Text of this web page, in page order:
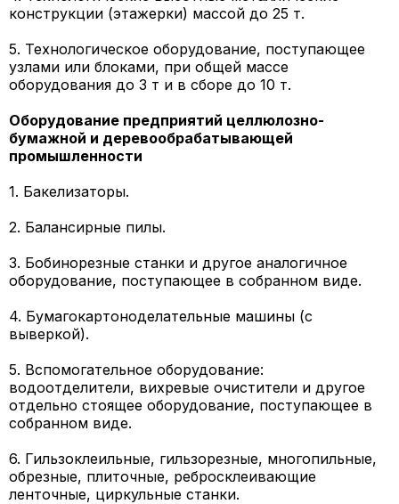
конструкции (этажерки) массой до 25 т.
5. Технологическое оборудование, поступающее
узлами или блоками, при общей массе
оборудования до 3 т и в сборе до 10 т.
Оборудование предприятий целлюлозно-
бумажной и деревообрабатывающей
промышленности
1. Бакелизаторы.
2. Балансирные пилы.
3. Бобинорезные станки и другое аналогичное
оборудование, поступающее в собранном виде.
4. Бумагокартоноделательные машины (с
выверкой).
5. Вспомогательное оборудование:
водоотделители, вихревые очистители и другое
отдельно стоящее оборудование, поступающее в
собранном виде.
6. Гильзоклеильные, гильзорезные, многопильные,
обрезные, плиточные, ребросклеивающие
ленточные, циркульные станки.